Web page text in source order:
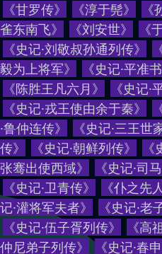
《甘罗传》 《淳于髡》 《
雀东南飞》 《刘安世》 《
《史记·刘敬叔孙通列传》
毅为上将军》 《史记·平准
《陈胜王凡六月 》 《史记·
《史记·戎王使由余于秦》
·鲁仲连传》 《史记·三王世
传》 《史记·朝鲜列传》 《
张骞出使西域》 《史记·司
《史记·卫青传》 《仆之先
记·灌将军夫者》 《史记·老
《史记·伍子胥列传》 《高
仲尼弟子列传》 《史记·春